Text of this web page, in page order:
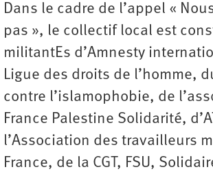
Dans le cadre de l’appel «
pas », le collectif local est
militantEs d’Amnesty
Ligue des droits de l’homme,
contre l’islamophobie, de
France Palestine Solidarité,
l’Association des travailleurs
France, de la CGT, FSU,